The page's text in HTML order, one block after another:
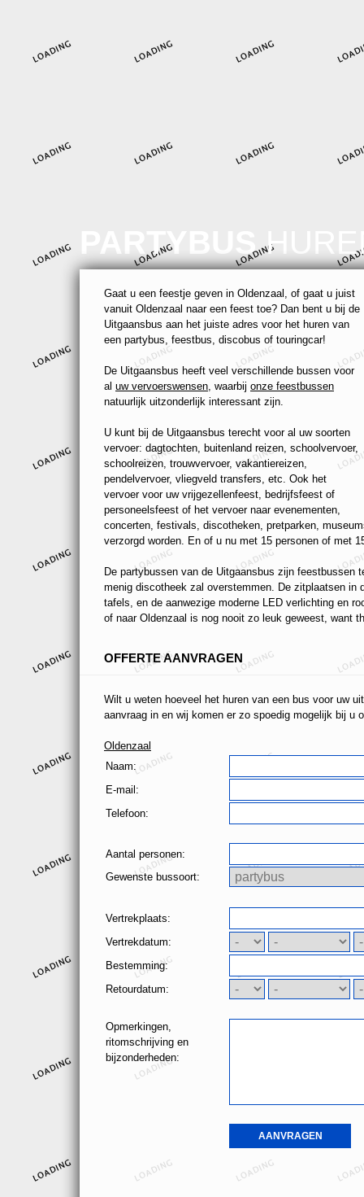
PARTYBUS
Gaat u een feestje geven in Oldenzaal, of gaat u juist
vanuit Oldenzaal naar een feest toe? Dan bent u bij de
Uitgaansbus aan het juiste adres voor het huren van
een partybus, feestbus, discobus of touringcar!
De Uitgaansbus heeft veel verschillende bussen voor
al uw vervoerswensen, waarbij onze feestbussen
natuurlijk uitzonderlijk interessant zijn.
U kunt bij de Uitgaansbus terecht voor al uw soorten
vervoer: dagtochten, buitenland reizen, schoolvervoer,
schoolreizen, trouwvervoer, vakantiereizen,
pendelvervoer, vliegveld transfers, etc. Ook het
vervoer voor uw vrijgezellenfeest, bedrijfsfeest of
personeelsfeest of het vervoer naar evenementen,
concerten, festivals, discotheken, pretparken,
verzorgd worden. En of u nu met 15 personen of met
De partybussen van de Uitgaansbus zijn feestbussen
menig discotheek zal overstemmen. De zitplaatsen
tafels, en de aanwezige moderne LED verlichting en
of naar Oldenzaal is nog nooit zo leuk geweest, want
OFFERTE AANVRAGEN
Wilt u weten hoeveel het huren van een bus voor uw
aanvraag in en wij komen er zo spoedig mogelijk bij u
Oldenzaal
Naam:
E-mail:
Telefoon:
Aantal personen:
Gewenste bussoort:
Vertrekplaats:
Vertrekdatum:
Bestemming:
Retourdatum:
Opmerkingen,
ritomschrijving en
bijzonderheden: